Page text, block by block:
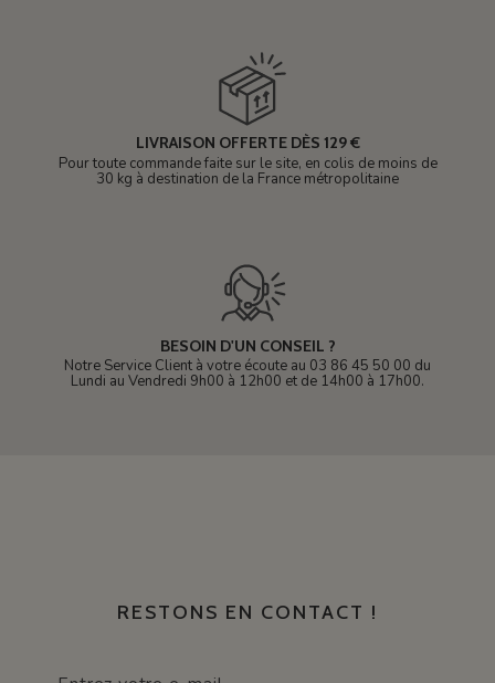
LIVRAISON OFFERTE DÈS 129 €
Pour toute commande faite sur le site, en colis de moins de
30 kg à destination de la France métropolitaine
BESOIN D'UN CONSEIL ?
Notre Service Client à votre écoute au 03 86 45 50 00 du
Lundi au Vendredi 9h00 à 12h00 et de 14h00 à 17h00.
RESTONS EN CONTACT !